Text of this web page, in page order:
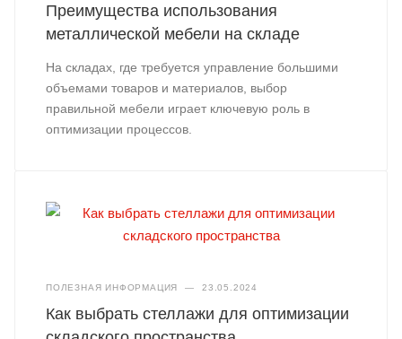
Преимущества использования
металлической мебели на складе
На складах, где требуется управление большими
объемами товаров и материалов, выбор
правильной мебели играет ключевую роль в
оптимизации процессов.
ПОЛЕЗНАЯ ИНФОРМАЦИЯ — 23.05.2024
Как выбрать стеллажи для оптимизации